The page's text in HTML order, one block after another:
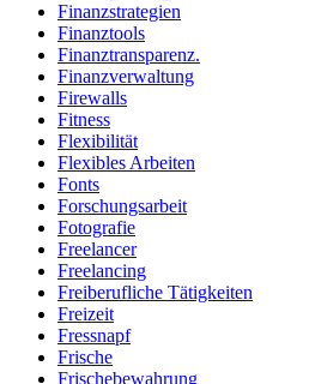
Finanzstrategien
Finanztools
Finanztransparenz.
Finanzverwaltung
Firewalls
Fitness
Flexibilität
Flexibles Arbeiten
Fonts
Forschungsarbeit
Fotografie
Freelancer
Freelancing
Freiberufliche Tätigkeiten
Freizeit
Fressnapf
Frische
Frischebewahrung